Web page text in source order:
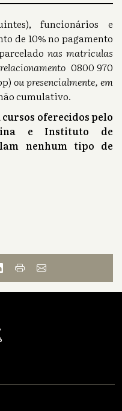
funcionários e
de 10% no pagamento
nas matriculas
0800 970
ou presencialmente, em
cumulativo.
oferecidos pelo
e Instituto de
nenhum tipo de